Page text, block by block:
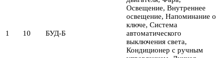
1 10 БУД-Б
Освещение, Внутреннее
освещение, Напоминание о
ключе, Система
автоматического
выключения света,
Кондиционер с ручным